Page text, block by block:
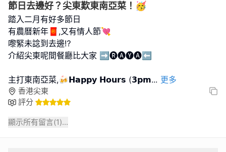
節日去邊好？尖東歎東南亞菜！🥳
踏入二月有好多節日
有農曆新年🧧,又有情人節💘
嚟緊未諗到去邊⁉️
介紹尖東呢間餐廳比大家 ➡️🅡🅐🅨🅐⬅️
主打東南亞菜,🍻𝗛𝗮𝗽𝗽𝘆 𝗛𝗼𝘂𝗿𝘀 (𝟯𝗽𝗺... 更多
香港尖東
評分
顯示所有留言(1)...